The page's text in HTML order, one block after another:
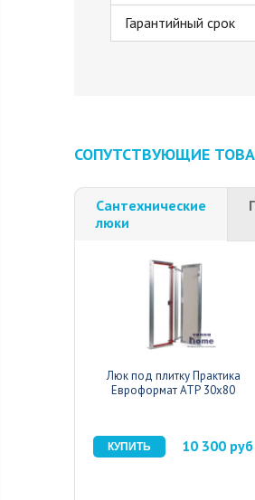
Гарантийный срок
СОПУТСТВУЮЩИЕ
Сантехнические
люки
Люк под плитку Практика
Евроформат АТР 30x80
10 300 руб